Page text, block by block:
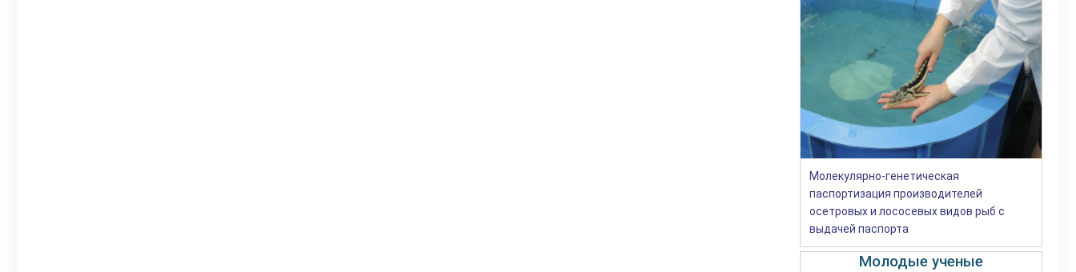
Молекулярно-генетическая
паспортизация производителей
осетровых и лососевых видов рыб с
выдачей паспорта
Молодые ученые